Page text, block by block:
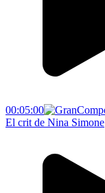
00:05:00
El crit de Nina Simone